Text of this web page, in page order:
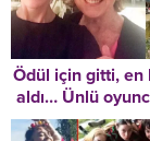
Ödül için gitti, en
aldı… Ünlü
acısı…